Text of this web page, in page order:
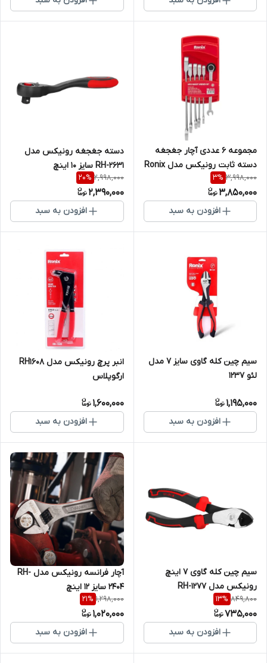
مجموعه 6 عددی آچار جغجغه
دسته ثابت رونیکس مدل Ronix
RH-2173
3,998,000
3%
3,850,000
افزودن به سبد
دسته جغجغه رونیکس مدل
RH-2631 سایز ۱۰ اینچ
2,998,000
20%
2,390,000
افزودن به سبد
سیم چین کله گاوی سایز 7 مدل
لئو 1237
1,195,000
افزودن به سبد
انبر پرچ رونیکس مدل RH1608
ارگوپلاس
1,600,000
افزودن به سبد
سیم چین کله گاوی 7 اینچ
رونیکس مدل RH-1277
849,800
13%
735,000
افزودن به سبد
آچار فرانسه رونیکس مدل RH-
2404 سایز ۱۲ اینچ
1,298,000
21%
1,020,000
افزودن به سبد